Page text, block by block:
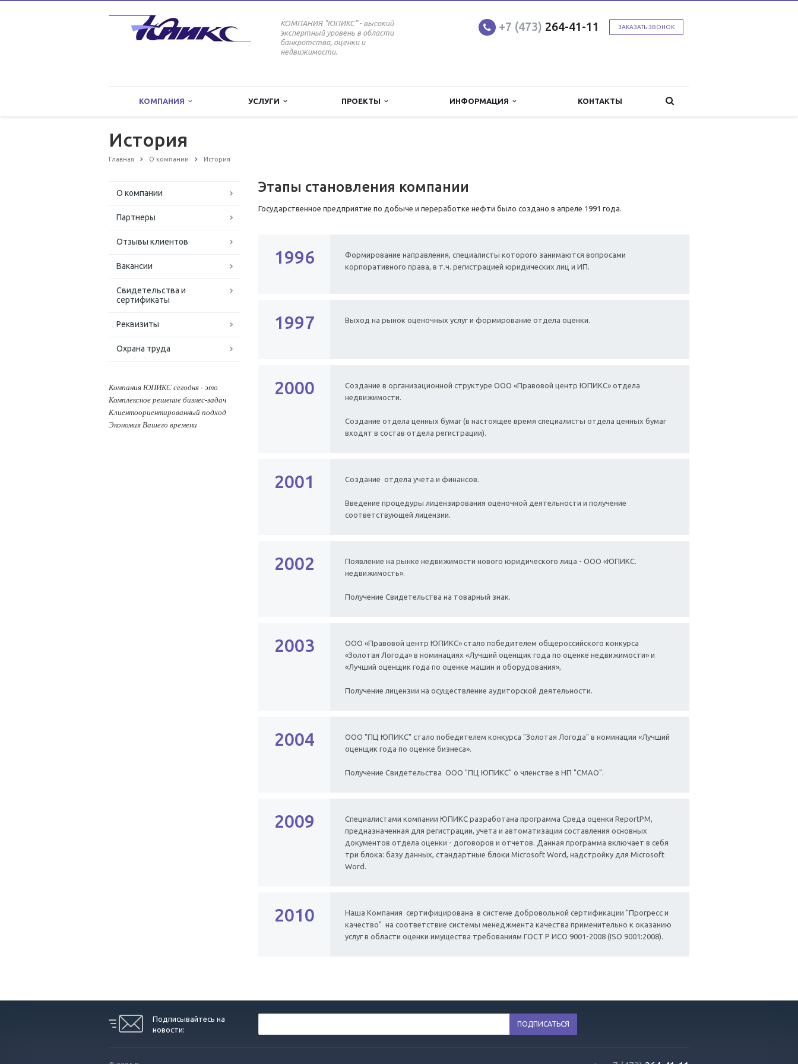
КОМПАНИЯ "ЮПИКС" - высокий
экспертный уровень в области
банкротства, оценки и
недвижимости.
ЗАКАЗАТЬ ЗВОНОК
+7 (473) 264-41-11
КОМПАНИЯ УСЛУГИ ПРОЕКТЫ ИНФОРМАЦИЯ КОНТАКТЫ
История
Главная О компании История
О компании
Партнеры
Отзывы клиентов
Вакансии
Свидетельства и
сертификаты
Реквизиты
Охрана труда
Компания ЮПИКС сегодня - это
Комплексное решение бизнес-задач
Клиентоориентированный подход
Экономия Вашего времени
Этапы становления компании
Государственное предприятие по добыче и переработке нефти было создано в апреле 1991 года.
1996
Формирование направления, специалисты которого занимаются вопросами
корпоративного права, в т.ч. регистрацией юридических лиц и ИП.
1997 Выход на рынок оценочных услуг и формирование отдела оценки.
2000
Создание в организационной структуре ООО «Правовой центр ЮПИКС» отдела
недвижимости.
Создание отдела ценных бумаг (в настоящее время специалисты отдела ценных бумаг
входят в состав отдела регистрации).
2001 Создание отдела учета и финансов.
Введение процедуры лицензирования оценочной деятельности и получение
соответствующей лицензии.
2002
Появление на рынке недвижимости нового юридического лица - ООО «ЮПИКС.
недвижимость».
Получение Свидетельства на товарный знак.
2003
ООО «Правовой центр ЮПИКС» стало победителем общероссийского конкурса
«Золотая Логода» в номинациях «Лучший оценщик года по оценке недвижимости» и
«Лучший оценщик года по оценке машин и оборудования»,
Получение лицензии на осуществление аудиторской деятельности.
2004
ООО "ПЦ ЮПИКС" стало победителем конкурса "Золотая Логода" в номинации «Лучший
оценщик года по оценке бизнеса».
Получение Свидетельства ООО "ПЦ ЮПИКС" о членстве в НП "СМАО".
2009
Специалистами компании ЮПИКС разработана программа Среда оценки ReportPM,
предназначенная для регистрации, учета и автоматизации составления основных
документов отдела оценки - договоров и отчетов. Данная программа включает в себя
три блока: базу данных, стандартные блоки Microsoft Word, надстройку для Microsoft
Word.
2010
Наша Компания сертифицирована в системе добровольной сертификации "Прогресс и
качество" на соответствие системы менеджмента качества применительно к оказанию
услуг в области оценки имущества требованиям ГОСТ Р ИСО 9001-2008 (ISO 9001:2008).
Подписывайтесь на
новости: